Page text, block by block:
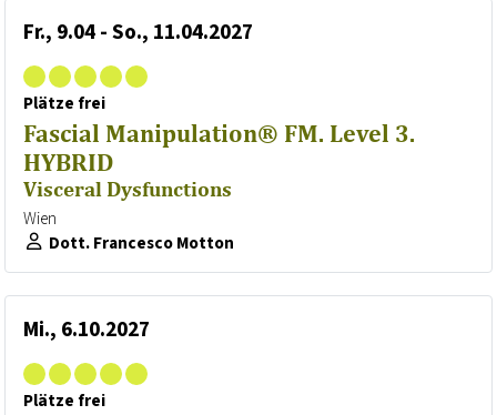
Fr., 9.04 - So., 11.04.2027
Plätze frei
Fascial Manipulation® FM. Level 3.
HYBRID
Visceral Dysfunctions
Wien
Dott. Francesco Motton
Mi., 6.10.2027
Plätze frei